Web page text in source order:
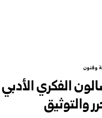
وفنون
الفكري
والتوثيق